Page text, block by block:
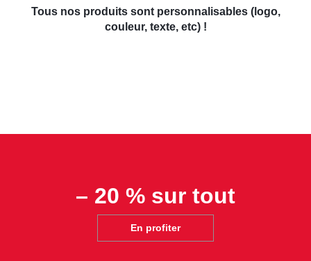
Tous nos produits sont personnalisables (logo,
couleur, texte, etc) !
– 20 % sur tout
En profiter